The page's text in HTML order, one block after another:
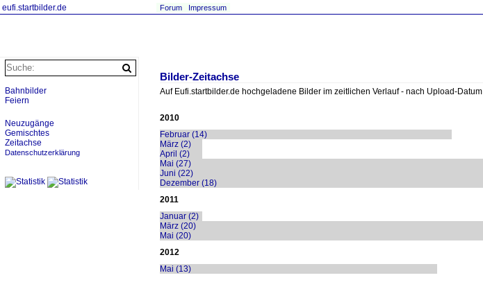
eufi.startbilder.de Forum Impressum
Bilder-Zeitachse
Auf Eufi.startbilder.de hochgeladene Bilder im zeitlichen Verlauf - nach Upload-Datum
2010
Februar (14)
März (2)
April (2)
Mai (27)
Juni (22)
Dezember (18)
2011
Januar (2)
März (20)
Mai (20)
2012
Mai (13)
Bahnbilder
Feiern
Neuzugänge
Gemischtes
Zeitachse
Datenschutzerklärung